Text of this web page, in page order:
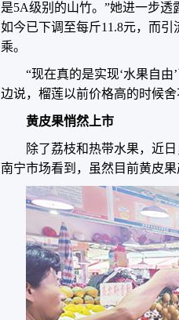
是5A级别的山竹。”她进一步
如今已下调至每斤11.8元，而
乘。
“现在真的是实现‘水果自
边说，榴莲以前价格高的时候
黄皮果悄然上市
除了荔枝和热带水果，近
南宁市场看到，虽然目前黄皮